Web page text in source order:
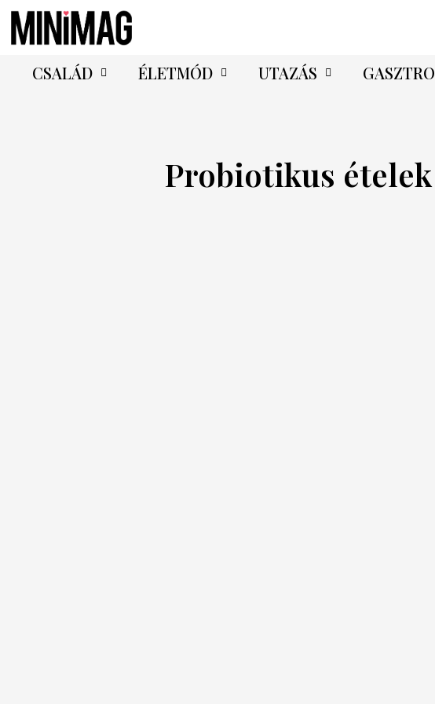
CSALÁD ÉLETMÓD UTAZÁS GASZTRO
Probiotikus ételek